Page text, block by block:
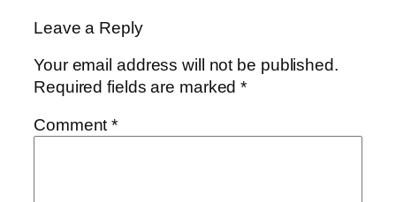
Leave a Reply
Your email address will not be published.
Required fields are marked*
Comment*